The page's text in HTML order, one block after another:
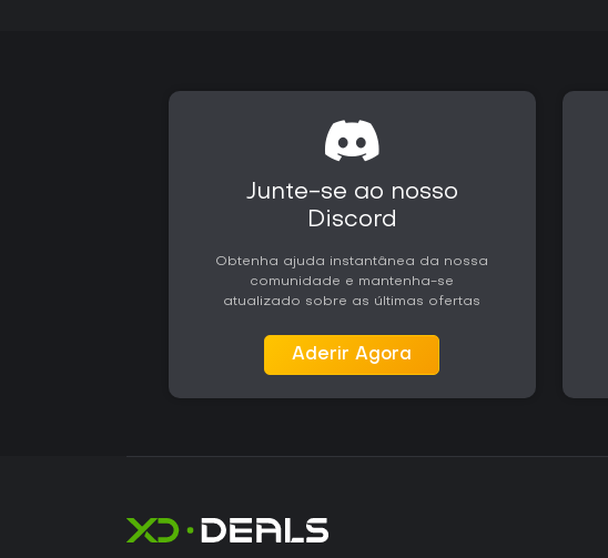
Junte-se ao nosso
Discord
Obtenha ajuda instantânea da nossa
comunidade e mantenha-se
atualizado sobre as últimas ofertas
Aderir Agora